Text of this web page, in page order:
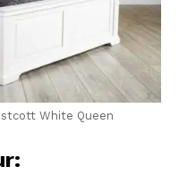
White Queen